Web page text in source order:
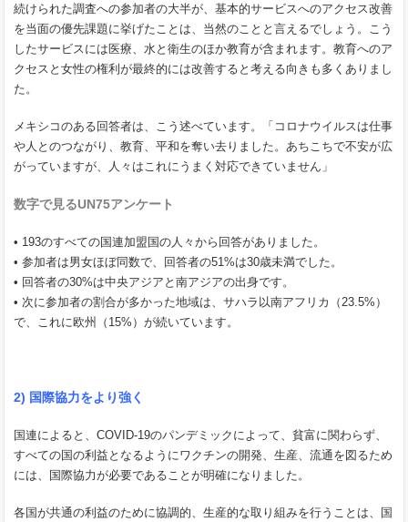
続けられた調査への参加者の大半が、基本的サービスへのアクセス改善
を当面の優先課題に挙げたことは、当然のことと言えるでしょう。こう
したサービスには医療、水と衛生のほか教育が含まれます。教育へのア
クセスと女性の権利が最終的には改善すると考える向きも多くありまし
た。
メキシコのある回答者は、こう述べています。「コロナウイルスは仕事
や人とのつながり、教育、平和を奪い去りました。あちこちで不安が広
がっていますが、人々はこれにうまく対応できていません」
数字で見るUN75アンケート
• 193のすべての国連加盟国の人々から回答がありました。
• 参加者は男女ほぼ同数で、回答者の51%は30歳未満でした。
• 回答者の30%は中央アジアと南アジアの出身です。
• 次に参加者の割合が多かった地域は、サハラ以南アフリカ（23.5%）
で、これに欧州（15%）が続いています。
2) 国際協力をより強く
国連によると、COVID-19のパンデミックによって、貧富に関わらず、
すべての国の利益となるようにワクチンの開発、生産、流通を図るため
には、国際協力が必要であることが明確になりました。
各国が共通の利益のために協調的、生産的な取り組みを行うことは、国